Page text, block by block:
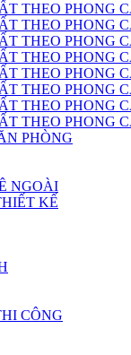
THEO PHONG
THEO PHONG
THEO PHONG
THEO PHONG
THEO PHONG
THEO PHONG
THEO PHONG
THEO PHONG
PHÒNG
NGOÀI
KẾ
CÔNG